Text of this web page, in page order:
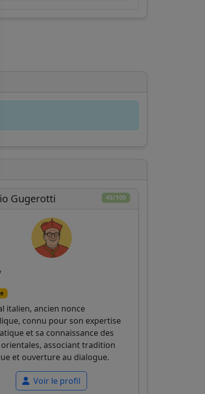
45/100
Gugerotti
italien, ancien nonce
connu pour son expertise
et sa connaissance des
orientales, associant tradition
et ouverture au dialogue.
Voir le profil